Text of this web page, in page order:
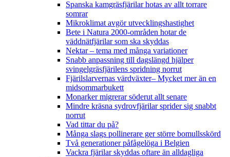
Spanska kamgräsfjärilar hotas av allt torrare
somrar
Mikroklimat avgör utvecklingshastighet
Bete i Natura 2000-områden hotar de
väddnätfjärilar som ska skyddas
Nektar – tema med många variationer
Snabb anpassning till dagslängd hjälper
svingelgräsfjärilens spridning norrut
Fjärilslarvernas värdväxter– Mycket mer än en
midsommarbukett
Monarker migrerar söderut allt senare
Mindre kräsna sydrovfjärilar sprider sig snabbt
norrut
Vad tittar du på?
Många slags pollinerare ger större bomullsskörd
Två generationer påfågelöga i Belgien
Vackra fjärilar skyddas oftare än alldagliga